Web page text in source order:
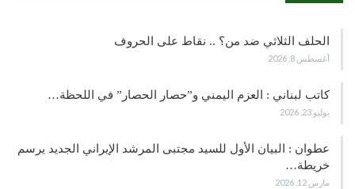
الحلف الثلاثي ضد من؟ .. نقاط على الحروف
أغسطس 8, 2026
كاتب لبناني : العزم اليمني و”حصار الحصار” في اللحظة…
يوليو 23, 2026
عطوان : البيان الأول للسيد مجتبى المرشد الإيراني الجديد يرسم
خريطة…
مارس 12, 2026